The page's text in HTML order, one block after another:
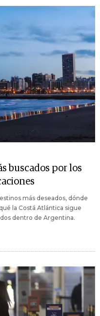
buscados por los
más deseados, dónde
la Costá Atlántica sigue
dentro de Argentina.